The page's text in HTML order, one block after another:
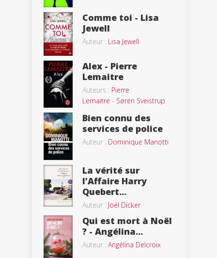
Comme toi - Lisa
Jewell
Auteur : Lisa Jewell
Alex - Pierre
Lemaitre
Auteurs : Pierre
Lemaitre - Søren Sveistrup
Bien connu des
services de police
Auteur : Dominique Manotti
La vérité sur
l’Affaire Harry
Quebert...
Auteur : Joël Dicker
Qui est mort à Noël
? - Angélina...
Auteur : Angélina Delcroix